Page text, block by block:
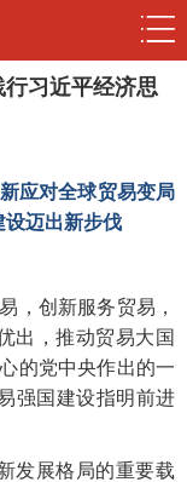
习近平经济思
应对全球贸易变局
迈出新步伐
，创新服务贸易，
出，推动贸易大国
的党中央作出的一
强国建设指明前进
发展格局的重要载